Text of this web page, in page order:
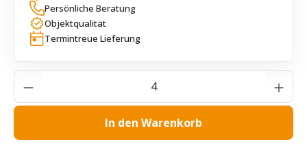
Persönliche Beratung
Objektqualität
Termintreue Lieferung
Produkt Anzahl: Gib den gewünschten
In den Warenkorb